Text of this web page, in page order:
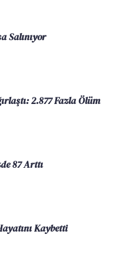
Salınıyor
2.877 Fazla Ölüm
87 Arttı
Kaybetti